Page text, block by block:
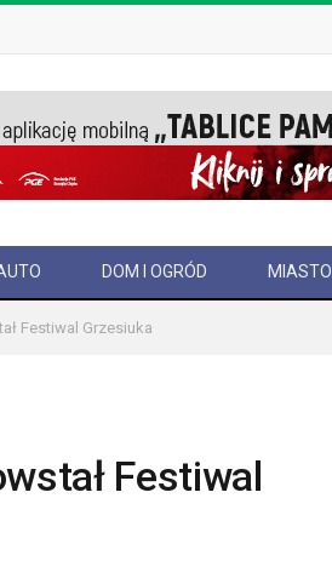
DOM I OGRÓD MIASTO
Festiwal Grzesiuka
Festiwal